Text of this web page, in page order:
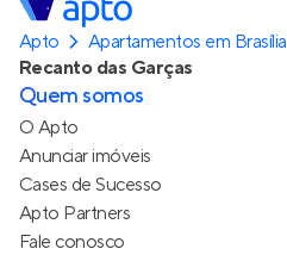
Apto Apartamentos em Brasília
Recanto das Garças
Quem somos
O Apto
Anunciar imóveis
Cases de Sucesso
Apto Partners
Fale conosco